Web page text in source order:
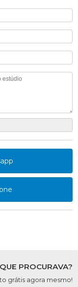
PROCURAVA?
grátis agora mesmo!